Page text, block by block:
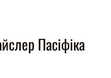
Пасіфіка